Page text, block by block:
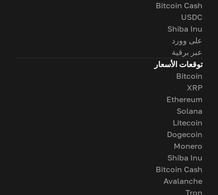
Bitcoin Cash
USDC
Shiba Inu
على وورد
عبر برقية
توقعات الأسعار
Bitcoin
XRP
Ethereum
Solana
Litecoin
Dogecoin
Monero
Shiba Inu
Bitcoin Cash
Avalanche
Tron